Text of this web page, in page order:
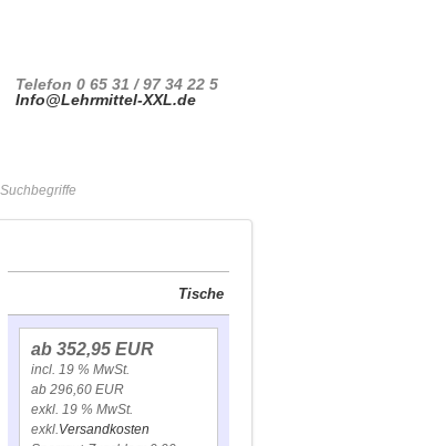
Telefon 0 65 31 / 97 34 22 5
Info@Lehrmittel-XXL.de
Tische
ab 352,95 EUR
incl. 19 % MwSt.
ab 296,60 EUR
exkl. 19 % MwSt.
exkl.Versandkosten